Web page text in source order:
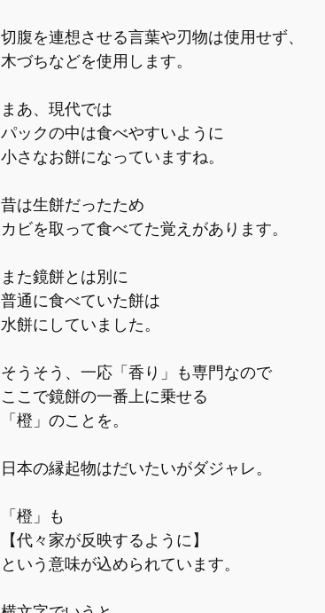
切腹を連想させる言葉や刃物は使用せず、
木づちなどを使用します。
まあ、現代では
パックの中は食べやすいように
小さなお餅になっていますね。
昔は生餅だったため
カビを取って食べてた覚えがあります。
また鏡餅とは別に
普通に食べていた餅は
水餅にしていました。
そうそう、一応「香り」も専門なので
ここで鏡餅の一番上に乗せる
「橙」のことを。
日本の縁起物はだいたいがダジャレ。
「橙」も
【代々家が反映するように】
という意味が込められています。